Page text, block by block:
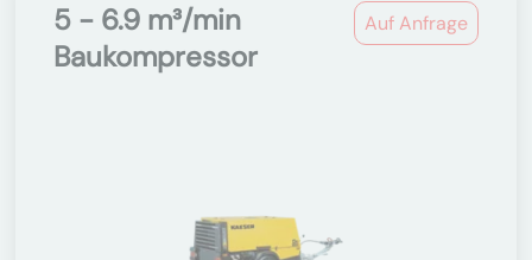
Auf Anfrage
5 - 6.9 m³/min
Baukompressor